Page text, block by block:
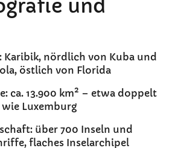
und
Karibik, nördlich von Kuba und
östlich von Florida
ca. 13.900 km² – etwa doppelt
Luxemburg
über 700 Inseln und
flaches Inselarchipel